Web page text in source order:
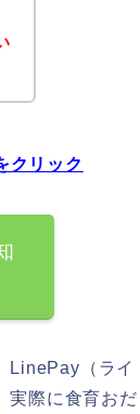
クリック
LinePay（ライ
実際に食育おだ